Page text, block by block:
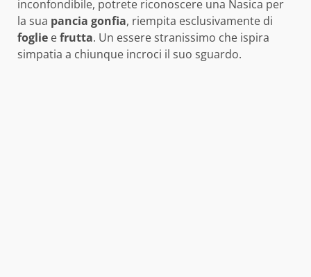
inconfondibile, potrete riconoscere una Nasica per
la sua pancia gonfia, riempita esclusivamente di
foglie efrutta. Un essere stranissimo che ispira
simpatia a chiunque incroci il suo sguardo.